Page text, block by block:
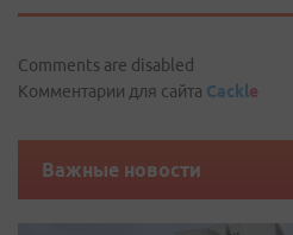
Comments are disabled
Комментарии для сайта Cackle
Важные новости